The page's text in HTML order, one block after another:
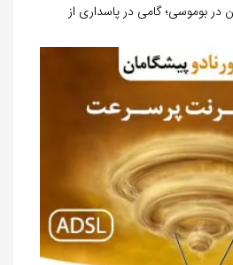
بوموسی؛ گامی در پاسداری از